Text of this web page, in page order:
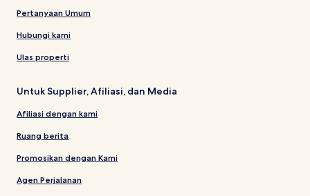
Pertanyaan Umum
Hubungi kami
Ulas properti
Untuk Supplier, Afiliasi, dan Media
Afiliasi dengan kami
Ruang berita
Promosikan dengan Kami
Agen Perjalanan